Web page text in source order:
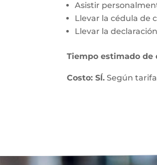
Asistir
Llevar la cédula de
Llevar la
Tiempo estimado de
Costo: SÍ. Según